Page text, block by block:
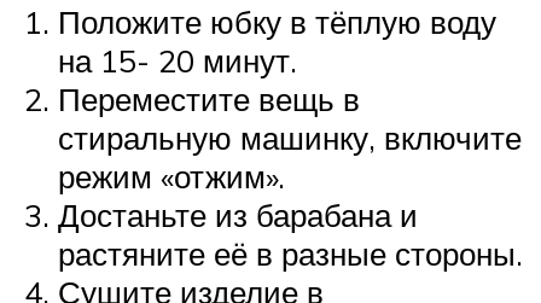
Положите юбку в тёплую воду
на 15- 20 минут.
Переместите вещь в
стиральную машинку, включите
режим «отжим».
Достаньте из барабана и
растяните её в разные стороны.
Сушите изделие в